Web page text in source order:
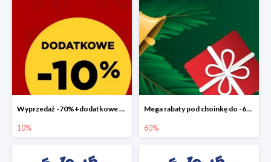
Wyprzedaż -70%+dodatkowe 10%
10%
Mega rabaty pod choinkę do -60%
60%